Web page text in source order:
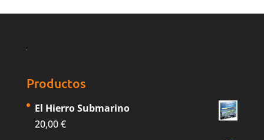
Productos
El Hierro Submarino
20,00€